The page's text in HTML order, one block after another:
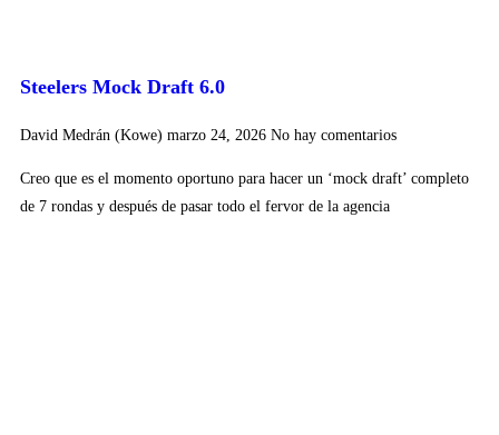
Steelers Mock Draft 6.0
David Medrán (Kowe) marzo 24, 2026 No hay comentarios
Creo que es el momento oportuno para hacer un ‘mock draft’ completo
de 7 rondas y después de pasar todo el fervor de la agencia